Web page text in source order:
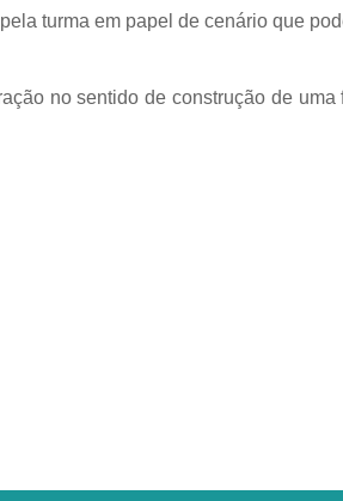
turma em papel de cenário que
no sentido de construção de uma